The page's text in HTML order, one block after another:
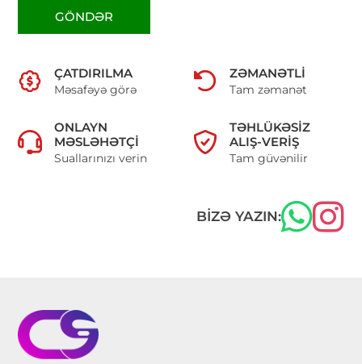
GÖNDƏR
ÇATDIRILMA
Məsafəyə görə
ZƏMANƏTLI
Tam zəmanət
ONLAYN
MƏSLƏHƏTÇI
Suallarınızı verin
TƏHLÜKƏSIZ
ALIŞ-VERIŞ
Tam güvənilir
BIZƏ YAZIN: